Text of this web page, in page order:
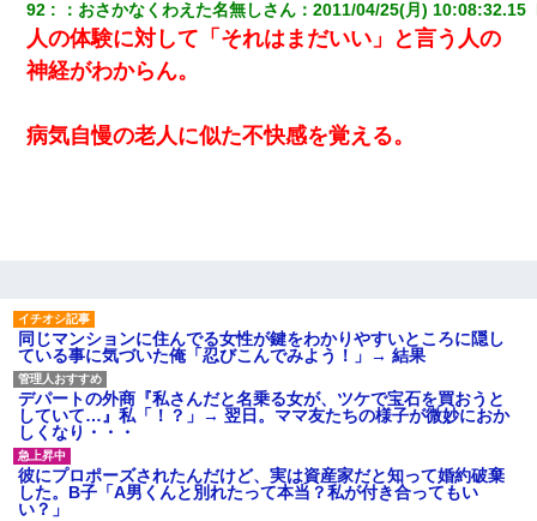
92 ： おさかなくわえた名無しさん ：2011/04/25(月) 10:08:32.15
人の体験に対して「それはまだいい」と言う人の
神経がわからん。
病気自慢の老人に似た不快感を覚える。
同じマンションに住んでる女性が鍵をわかりやすいところに隠し
ている事に気づいた俺「忍びこんでみよう！」→ 結果
デパートの外商『私さんだと名乗る女が、ツケで宝石を買おうと
していて…』私「！？」→ 翌日。ママ友たちの様子が微妙におか
しくなり・・・
彼にプロポーズされたんだけど、実は資産家だと知って婚約破棄
した。B子「A男くんと別れたって本当？私が付き合ってもい
い？」